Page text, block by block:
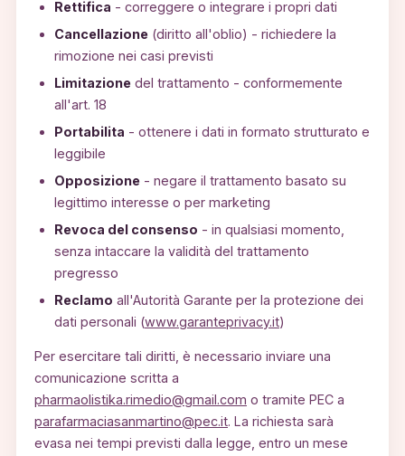
Rettifica - correggere o integrare i propri dati
Cancellazione (diritto all'oblio) - richiedere la
rimozione nei casi previsti
Limitazione del trattamento - conformemente
all'art. 18
Portabilita - ottenere i dati in formato strutturato e
leggibile
Opposizione - negare il trattamento basato su
legittimo interesse o per marketing
Revoca del consenso - in qualsiasi momento,
senza intaccare la validità del trattamento
pregresso
Reclamo all'Autorità Garante per la protezione dei
dati personali (www.garanteprivacy.it)
Per esercitare tali diritti, è necessario inviare una
comunicazione scritta a
pharmaolistika.rimedio@gmail.com o tramite PEC a
parafarmaciasanmartino@pec.it. La richiesta sarà
evasa nei tempi previsti dalla legge, entro un mese